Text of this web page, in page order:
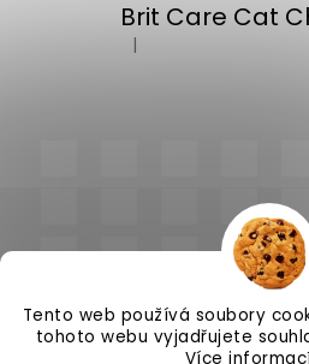
Tento web používá soubory
tohoto webu vyjadřujete
Více
Hodnocení produktu
|